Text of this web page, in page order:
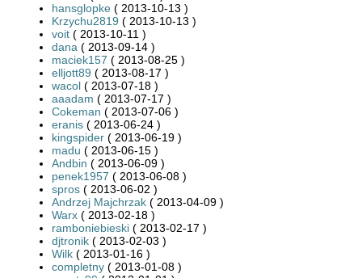
hansglopke ( 2013-10-13 )
Krzychu2819 ( 2013-10-13 )
voit ( 2013-10-11 )
dana ( 2013-09-14 )
maciek157 ( 2013-08-25 )
elljott89 ( 2013-08-17 )
wacol ( 2013-07-18 )
aaadam ( 2013-07-17 )
Cokeman ( 2013-07-06 )
eranis ( 2013-06-24 )
kingspider ( 2013-06-19 )
madu ( 2013-06-15 )
Andbin ( 2013-06-09 )
penek1957 ( 2013-06-08 )
spros ( 2013-06-02 )
Andrzej Majchrzak ( 2013-04-09 )
Warx ( 2013-02-18 )
ramboniebieski ( 2013-02-17 )
djtronik ( 2013-02-03 )
Wilk ( 2013-01-16 )
completny ( 2013-01-08 )